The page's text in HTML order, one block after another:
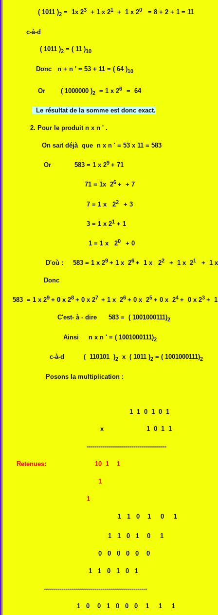
( 1011 )2 = 1x 23 + 1 x 21 + 1 x 20 = 8 + 2 + 1 = 11
c-à-d
( 1011 )2 = ( 11 )10
Donc n + n ' = 53 + 11 = ( 64 )10
Or ( 1000000 )2 = 1 x 26 = 64
Le résultat de la somme est donc exact.
2. Pour le produit n x n ' .
On sait déjà que n x n ' = 53 x 11 = 583
Or 583 = 1 x 29 + 71
71 = 1x 26 + + 7
7 = 1 x 22 + 3
3 = 1 x 21 + 1
1 = 1 x 20 + 0
D'où : 583 = 1 x 29 + 1 x 26 + 1 x 22 + 1 x 21 + 1
Donc
583 = 1 x 29 + 0 x 28 + 0 x 27 + 1 x 26 + 0 x 25 + 0 x 24 + 0 x 23 +
C'est- à - dire 583 = ( 1001000111)2
Ainsi n x n ' = ( 1001000111)2
c-à-d ( 110101 )2 x ( 1011 )2 = ( 1001000111)2
Posons la multiplication :
1 1 0 1 0 1
x 1 0 1 1
-----------------------------------------
Retenues: 10 1 1
1
1
1 1 0 1 0 1 1+1+1+1 =
1 1 0 1 0 1 10 +
0 0 0 0 0
1 1 0 1 0
-----------------------------------------------------
1 0 0 1 0 0 0 1 1 1